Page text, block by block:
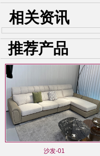
相关资讯
推荐产品
沙发-01